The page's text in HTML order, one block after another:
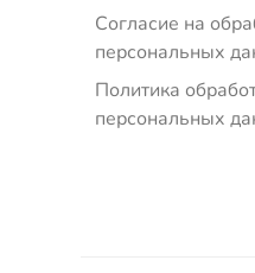
Согласие на
персональных
Политика
персональных